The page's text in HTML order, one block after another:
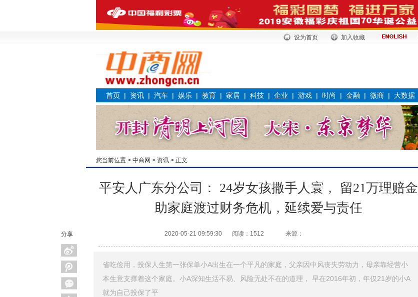
设为首页 加入收藏
首页 | 资讯 | 汽车 | 娱乐 | 教育 | 家居 | 科技 | 企业 | 游戏 | 时尚 | 金融 | 微商 | 大数据
您当前位置 > 中商网 > 资讯 > 正文
分享
平安人广东分公司： 24岁女孩撒手人寰， 留21万理赔金
助家庭渡过财务危机，延续爱与责任
2020-05-21 09:59:30 阅读：1512 来源：
省吃俭用，投保人生第一张保单小A出生在一个平凡的家庭，父亲因中风丧失劳动力，母亲靠经营小
本生意支撑着这个家庭。小A深知生活不易、风险无处不在的道理， 早在2016年初，年仅21岁的小A
就为自己投保了平